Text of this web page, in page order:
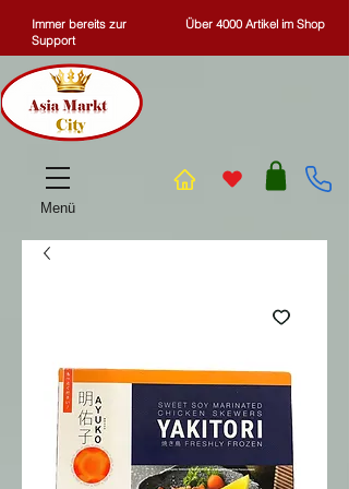
Menü
Immer bereits zur
Support
Über 4000 Artikel im Shop